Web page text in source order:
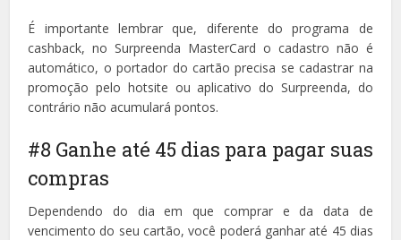
É importante lembrar que, diferente do programa de
cashback, no Surpreenda MasterCard o cadastro não é
automático, o portador do cartão precisa se cadastrar na
promoção pelo hotsite ou aplicativo do Surpreenda, do
contrário não acumulará pontos.
#8 Ganhe até 45 dias para pagar suas
compras
Dependendo do dia em que comprar e da data de
vencimento do seu cartão, você poderá ganhar até 45 dias